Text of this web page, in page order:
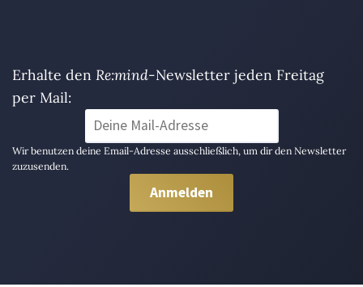
Erhalte den Re:mind-Newsletter jeden Freitag
per Mail:
Wir benutzen deine Email-Adresse ausschließlich, um dir den Newsletter
zuzusenden.